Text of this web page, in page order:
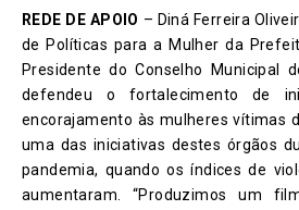
REDE DE APOIO – Diná Ferreira
de Políticas para a Mulher da
Presidente do Conselho Municipal
defendeu o fortalecimento de
encorajamento às mulheres vítimas
uma das iniciativas destes órgãos
pandemia, quando os índices de
aumentaram. “Produzimos um